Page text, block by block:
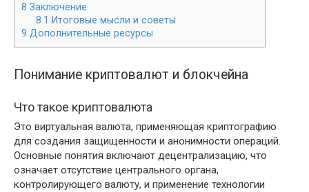
8 Заключение
8.1 Итоговые мысли и советы
9 Дополнительные ресурсы
Понимание криптовалют и блокчейна
Что такое криптовалюта
Это виртуальная валюта, применяющая криптографию
для создания защищенности и анонимности операций.
Основные понятия включают децентрализацию, что
означает отсутствие центрального органа,
контролирующего валюту, и применение технологии